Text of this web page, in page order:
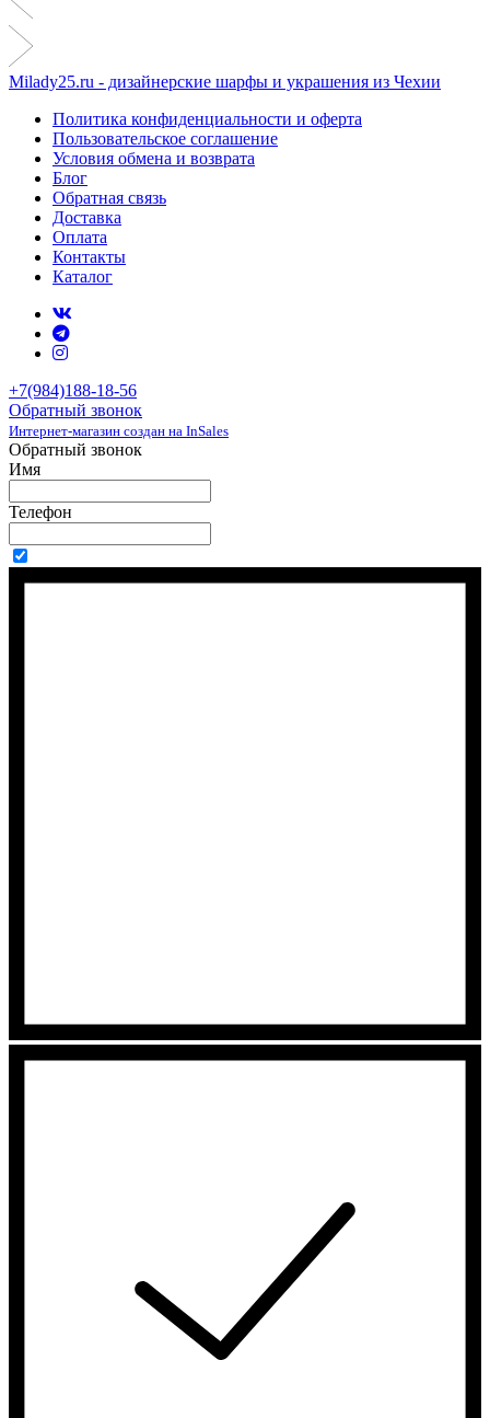
Milady25.ru - дизайнерские шарфы и украшения из Чехии
Политика конфиденциальности и оферта
Пользовательское соглашение
Условия обмена и возврата
Блог
Обратная связь
Доставка
Оплата
Контакты
Каталог
+7(984)188-18-56
Обратный звонок
Интернет-магазин создан на InSales
Обратный звонок
Имя
Телефон